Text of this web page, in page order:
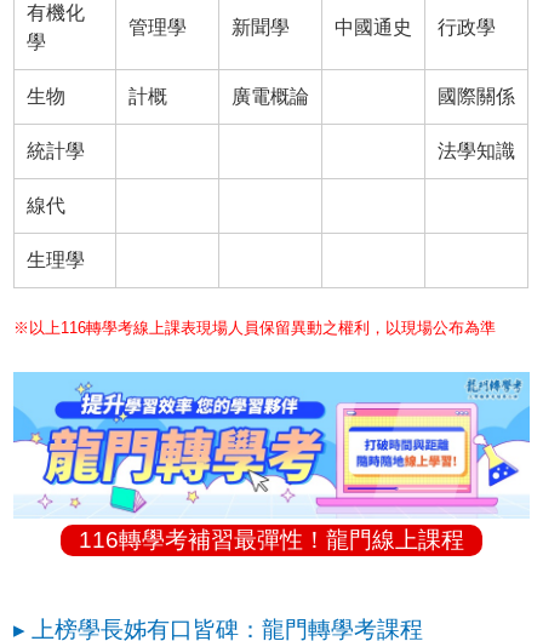
有機化
學
管理學 新聞學 中國通史 行政學
生物 計概 廣電概論 國際關係
統計學 法學知識
線代
生理學
※以上116轉學考線上課表現場人員保留異動之權利，以現場公布為準
116轉學考補習最彈性！龍門線上課程
▸ 上榜學長姊有口皆碑：龍門轉學考課程